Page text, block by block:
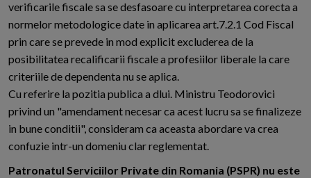
verificarile fiscale sa se desfasoare cu interpretarea corecta a
normelor metodologice date in aplicarea art.7.2.1 Cod Fiscal
prin care se prevede in mod explicit excluderea de la
posibilitatea recalificarii fiscale a profesiilor liberale la care
criteriile de dependenta nu se aplica.
Cu referire la pozitia publica a dlui. Ministru Teodorovici
privind un "amendament necesar ca acest lucru sa se finalizeze
in bune conditii", consideram ca aceasta abordare va crea
confuzie intr-un domeniu clar reglementat.
Patronatul Serviciilor Private din Romania (PSPR) nu este